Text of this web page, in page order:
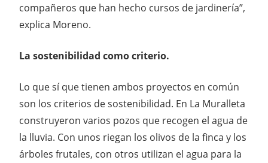
compañeros que han hecho cursos de jardinería”,
explica Moreno.
La sostenibilidad como criterio.
Lo que sí que tienen ambos proyectos en común
son los criterios de sostenibilidad. En La Muralleta
construyeron varios pozos que recogen el agua de
la lluvia. Con unos riegan los olivos de la finca y los
árboles frutales, con otros utilizan el agua para la